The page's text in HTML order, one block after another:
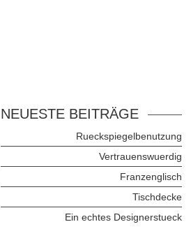
NEUESTE BEITRÄGE
Rueckspiegelbenutzung
Vertrauenswuerdig
Franzenglisch
Tischdecke
Ein echtes Designerstueck